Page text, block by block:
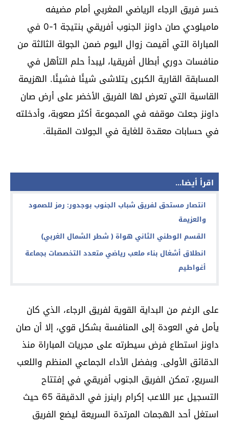
خسر فريق الرجاء الرياضي المغربي أمام مضيفه
ماميلودي صان داونز الجنوب أفريقي بنتيجة 1-0 في
المباراة التي أقيمت زوال اليوم ضمن الجولة الثالثة من
منافسات دوري أبطال أفريقيا، ليبدأ حلم التأهل في
المسابقة القارية الكبرى يتلاشى شيئًا فشيئًا. الهزيمة
القاسية التي تعرض لها الفريق الأخضر على أرض صان
داونز جعلت موقفه في المجموعة أكثر صعوبة، وأدخلته
في حسابات معقدة للغاية في الجولات المقبلة.
اقرأ أيضا...
انتصار مستحق لفريق شباب الجنوب بوجدور: رمز للصمود
والعزيمة
القسم الوطني الثاني هواة ( شطر الشمال الغربي)
انطلاق أشغال بناء ملعب رياضي متعدد التخصصات بجماعة
أغواطيم
على الرغم من البداية القوية لفريق الرجاء، الذي كان
يأمل في العودة إلى المنافسة بشكل قوي، إلا أن صان
داونز استطاع فرض سيطرته على مجريات المباراة منذ
الدقائق الأولى. وبفضل الأداء الجماعي المنظم واللعب
السريع، تمكن الفريق الجنوب أفريقي في إفتتاح
التسجيل عبر اللاعب إكرام راينرز في الدقيقة 65 حيث
استغل أحد الهجمات المرتدة السريعة ليضع الفريق